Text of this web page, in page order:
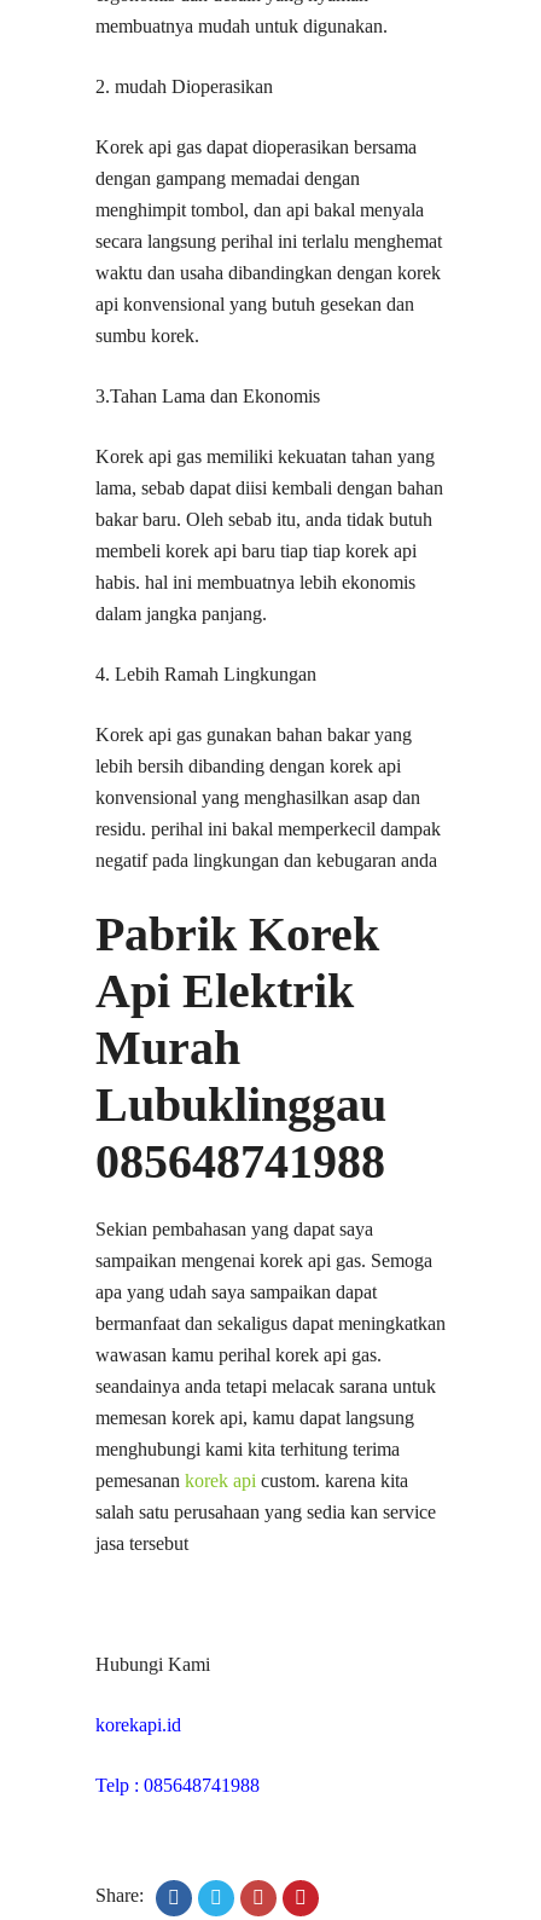
membuatnya mudah untuk digunakan.
2. mudah Dioperasikan
Korek api gas dapat dioperasikan bersama
dengan gampang memadai dengan
menghimpit tombol, dan api bakal menyala
secara langsung perihal ini terlalu menghemat
waktu dan usaha dibandingkan dengan korek
api konvensional yang butuh gesekan dan
sumbu korek.
3.Tahan Lama dan Ekonomis
Korek api gas memiliki kekuatan tahan yang
lama, sebab dapat diisi kembali dengan bahan
bakar baru. Oleh sebab itu, anda tidak butuh
membeli korek api baru tiap tiap korek api
habis. hal ini membuatnya lebih ekonomis
dalam jangka panjang.
4. Lebih Ramah Lingkungan
Korek api gas gunakan bahan bakar yang
lebih bersih dibanding dengan korek api
konvensional yang menghasilkan asap dan
residu. perihal ini bakal memperkecil dampak
negatif pada lingkungan dan kebugaran anda
Pabrik Korek
Api Elektrik
Murah
Lubuklinggau
085648741988
Sekian pembahasan yang dapat saya
sampaikan mengenai korek api gas. Semoga
apa yang udah saya sampaikan dapat
bermanfaat dan sekaligus dapat meningkatkan
wawasan kamu perihal korek api gas.
seandainya anda tetapi melacak sarana untuk
memesan korek api, kamu dapat langsung
menghubungi kami kita terhitung terima
pemesanan korek api custom. karena kita
salah satu perusahaan yang sedia kan service
jasa tersebut
Hubungi Kami
korekapi.id
Telp : 085648741988
Share: